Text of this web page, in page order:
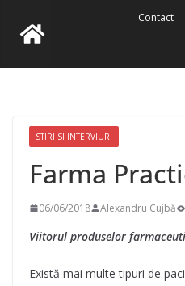
Contact
STIRI SI INTERVIURI
Farma
06/06/2018 Alexandru Cujbă
Viitorul produselor
Există mai multe tipuri de